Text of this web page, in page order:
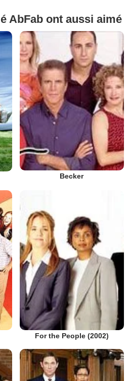
AbFab ont aussi aimé
Becker
For the People (2002)